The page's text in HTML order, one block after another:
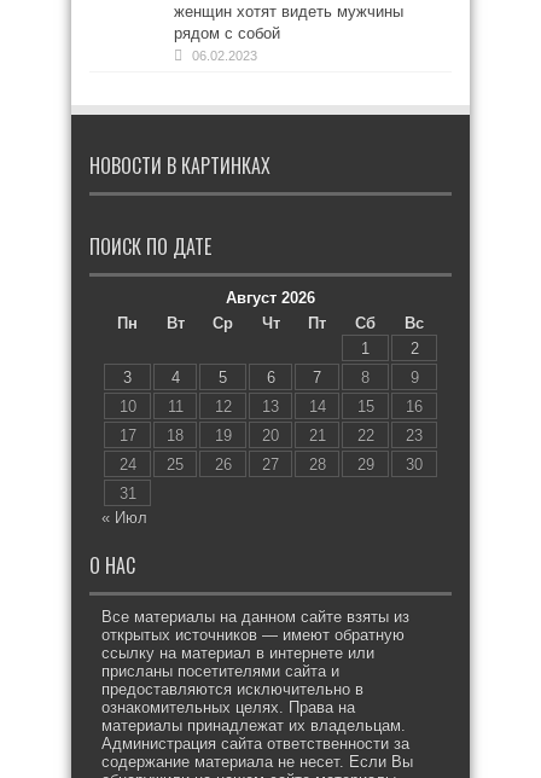
женщин хотят видеть мужчины
рядом с собой
06.02.2023
НОВОСТИ В КАРТИНКАХ
ПОИСК ПО ДАТЕ
Август 2026
Пн
Вт Ср Чт Пт Сб
Вс
1
2
3
4 5 6 7 8
9
10
11 12 13 14 15
16
17
18 19 20 21 22
23
24
25 26 27 28 29
30
31
« Июл
О НАС
Все материалы на данном сайте взяты из
открытых источников — имеют обратную
ссылку на материал в интернете или
присланы посетителями сайта и
предоставляются исключительно в
ознакомительных целях. Права на
материалы принадлежат их владельцам.
Администрация сайта ответственности за
содержание материала не несет. Если Вы